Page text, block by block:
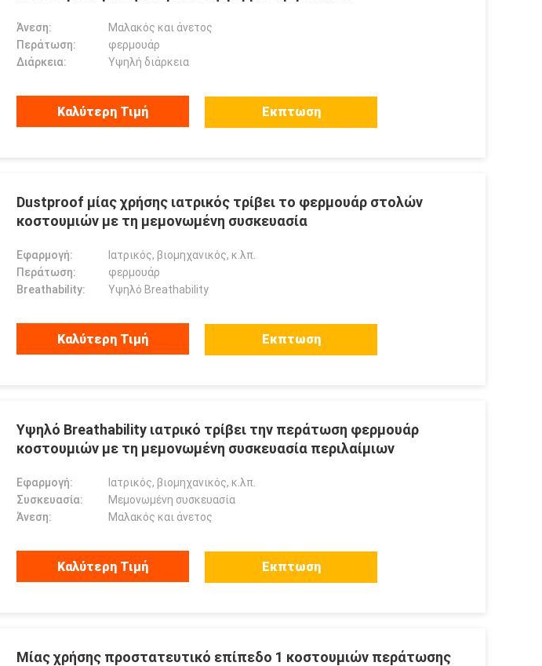
Άνεση:
Μαλακός και άνετος
Περάτωση:
φερμουάρ
Διάρκεια:
Υψηλή διάρκεια
Καλύτερη Τιμή Εκπτωση
Dustproof μίας χρήσης ιατρικός τρίβει το φερμουάρ στολών
κοστουμιών με τη μεμονωμένη συσκευασία
Εφαρμογή:
Ιατρικός, βιομηχανικός, κ.λπ.
Περάτωση:
φερμουάρ
Breathability:
Υψηλό Breathability
Καλύτερη Τιμή Εκπτωση
Υψηλό Breathability ιατρικό τρίβει την περάτωση φερμουάρ
κοστουμιών με τη μεμονωμένη συσκευασία περιλαίμιων
Εφαρμογή:
Ιατρικός, βιομηχανικός, κ.λπ.
Συσκευασία:
Μεμονωμένη συσκευασία
Άνεση:
Μαλακός και άνετος
Καλύτερη Τιμή Εκπτωση
Μίας χρήσης προστατευτικό επίπεδο 1 κοστουμιών περάτωσης